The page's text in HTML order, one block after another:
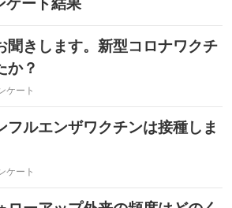
聞きします。新型コロナワクチ
か？
ケート
フルエンザワクチンは接種しま
ケート